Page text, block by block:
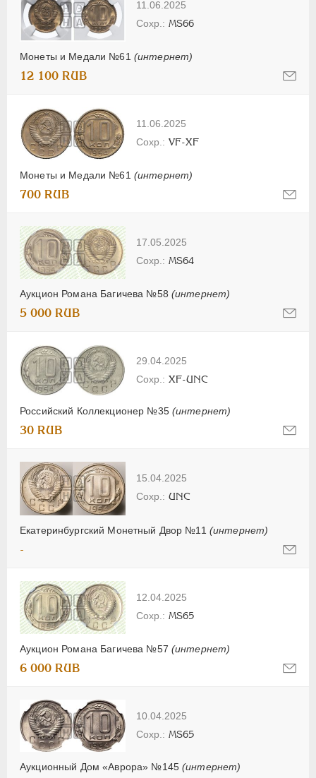
11.06.2025
Монеты и Медали №61 (интернет)
MS66
12 100 RUB
11.06.2025
Монеты и Медали №61 (интернет)
VF-XF
700 RUB
17.05.2025
Аукцион Романа Багичева №58 (интернет)
MS64
5 000 RUB
29.04.2025
Российский Коллекционер №35 (интернет)
XF-UNC
30 RUB
15.04.2025
Екатеринбургский Монетный Двор №11 (интернет)
UNC
-
12.04.2025
Аукцион Романа Багичева №57 (интернет)
MS65
6 000 RUB
10.04.2025
Аукционный Дом «Аврора» №145(интернет)
MS65